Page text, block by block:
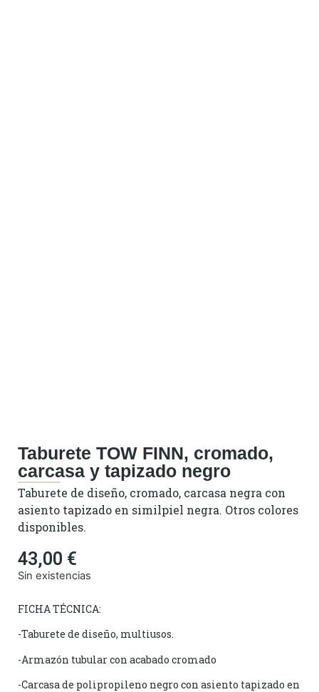
Taburete TOW FINN, cromado,
carcasa y tapizado negro
Taburete de diseño, cromado, carcasa negra con
asiento tapizado en similpiel negra. Otros colores
disponibles.
43,00 €
Sin existencias
FICHA TÉCNICA:
-Taburete de diseño, multiusos.
-Armazón tubular con acabado cromado
-Carcasa de polipropileno negro con asiento tapizado en